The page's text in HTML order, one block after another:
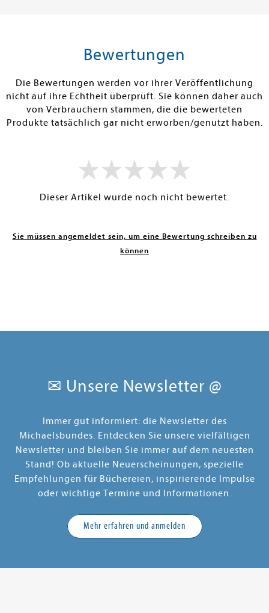
Warenkorb
Bewertungen
Die Bewertungen werden vor ihrer Veröffentlichung
nicht auf ihre Echtheit überprüft. Sie können daher auch
von Verbrauchern stammen, die die bewerteten
Produkte tatsächlich gar nicht erworben/genutzt haben.
Dieser Artikel wurde noch nicht bewertet.
Sie müssen angemeldet sein, um eine Bewertung schreiben zu
können
✉ Unsere Newsletter @
Immer gut informiert: die Newsletter des
Michaelsbundes. Entdecken Sie unsere vielfältigen
Newsletter und bleiben Sie immer auf dem neuesten
Stand! Ob aktuelle Neuerscheinungen, spezielle
Empfehlungen für Büchereien, inspirierende Impulse
oder wichtige Termine und Informationen.
Mehr erfahren und anmelden